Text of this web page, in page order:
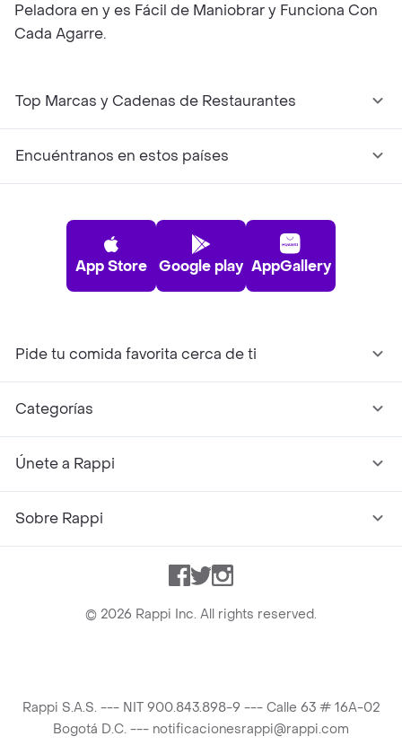
Peladora en y es Fácil de Maniobrar y Funciona Con
Cada Agarre.
Top Marcas y Cadenas de Restaurantes
Encuéntranos en estos países
App Store Google play AppGallery
Pide tu comida favorita cerca de ti
Categorías
Únete a Rappi
Sobre Rappi
Facebook
TwitterInstagram
© 2026 Rappi Inc. All rights reserved.
Rappi S.A.S. --- NIT 900.843.898-9 --- Calle 63 # 16A-02
Bogotá D.C. --- notificacionesrappi@rappi.com